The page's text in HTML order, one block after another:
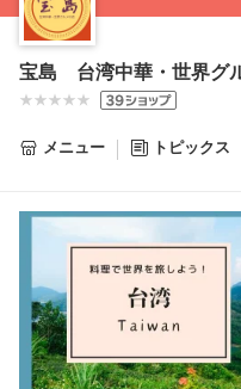
宝島 台湾中華・世界グ
メニュー トピックス